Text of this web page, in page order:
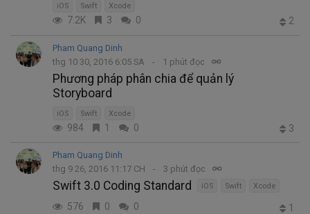
iOS Swift Xcode
7.2K 3 0 2
Pham Quang Dinh
thg 10 30, 2016 6:05 SA
1 phút đọc
Phương pháp phân chia để quản lý
Storyboard
iOS Swift Xcode
984 1 0 3
Pham Quang Dinh
thg 9 26, 2016 11:17 CH
3 phút đọc
Swift 3.0 Coding Standard iOS Swift Xcode
576 0 0 1